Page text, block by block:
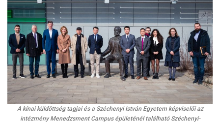
A kínai küldöttség tagjai és a Széchenyi István Egyetem képviselői az
intézmény Menedzsment Campus épületénél található Széchenyi-